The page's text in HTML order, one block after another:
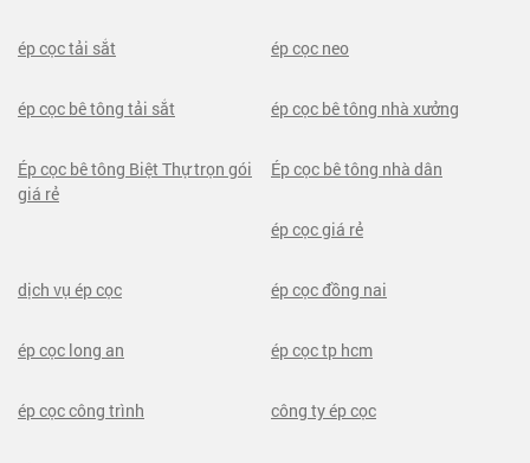
ép cọc tải sắt ép cọc neo
ép cọc bê tông tải sắt ép cọc bê tông nhà xưởng
Ép cọc bê tông Biệt Thự trọn gói
giá rẻ
Ép cọc bê tông nhà dân
ép cọc giá rẻ
dịch vụ ép cọc ép cọc đồng nai
ép cọc long an ép cọc tp hcm
ép cọc công trình công ty ép cọc